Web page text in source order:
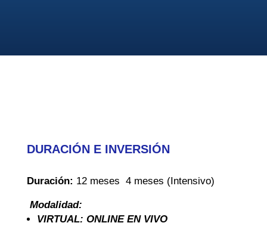
DURACIÓN E INVERSIÓN
Duración: 12 meses 4 meses (Intensivo)
Modalidad:
VIRTUAL: ONLINE EN VIVO